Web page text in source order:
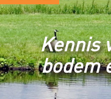
Kennis
bodem